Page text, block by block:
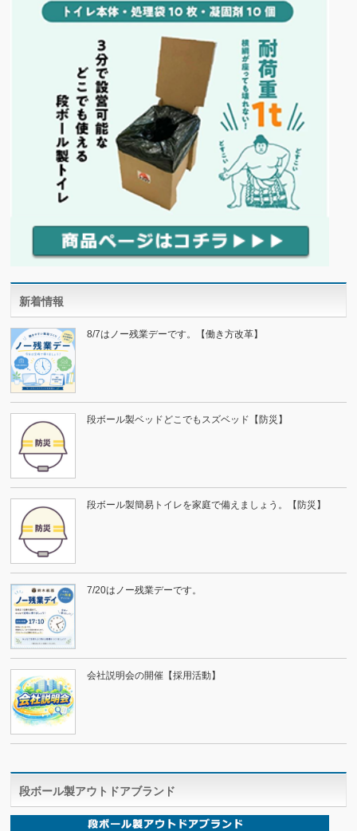
新着情報
8/7はノー残業デーです。【働き方改革】
段ボール製ベッドどこでもスズベッド【防災】
段ボール製簡易トイレを家庭で備えましょう。【防災】
7/20はノー残業デーです。
会社説明会の開催【採用活動】
段ボール製アウトドアブランド